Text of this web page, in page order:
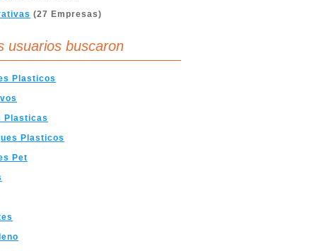
(27 Empresas)
usuarios buscaron
Plasticos
Plasticas
Plasticos
Pet